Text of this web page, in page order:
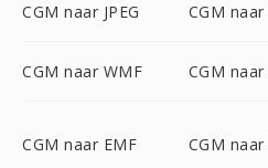
CGM naar JPEG CGM
CGM naar WMF CGM naar
CGM naar EMF CGM naar